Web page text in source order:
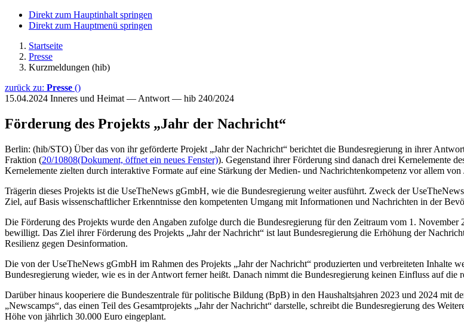
Direkt zum Hauptinhalt springen
Direkt zum Hauptmenü springen
Startseite
Presse
Kurzmeldungen (hib)
zurück zu: Presse ()
15.04.2024 Inneres und Heimat — Antwort — hib 240/2024
Förderung des Projekts „Jahr der Nachricht“
Berlin: (hib/STO) Über das von ihr geförderte Projekt „Jahr der Nachricht“ berichtet die Bundesregierung in ihrer
Fraktion (20/10808(Dokument, öffnet ein neues Fenster)). Gegenstand ihrer Förderung sind danach drei Kernelemente
Kernelemente zielten durch interaktive Formate auf eine Stärkung der Medien- und Nachrichtenkompetenz vor allem
Trägerin dieses Projekts ist die UseTheNews gGmbH, wie die Bundesregierung weiter ausführt. Zweck der
Ziel, auf Basis wissenschaftlicher Erkenntnisse den kompetenten Umgang mit Informationen und Nachrichten in der
Die Förderung des Projekts wurde den Angaben zufolge durch die Bundesregierung für den Zeitraum vom 1.
bewilligt. Das Ziel ihrer Förderung des Projekts „Jahr der Nachricht“ ist laut Bundesregierung die Erhöhung der
Resilienz gegen Desinformation.
Die von der UseTheNews gGmbH im Rahmen des Projekts „Jahr der Nachricht“ produzierten und verbreiteten Inhalte
Bundesregierung wieder, wie es in der Antwort ferner heißt. Danach nimmt die Bundesregierung keinen Einfluss auf
Darüber hinaus kooperiere die Bundeszentrale für politische Bildung (BpB) in den Haushaltsjahren 2023 und 2024 mit
„Newscamps“, das einen Teil des Gesamtprojekts „Jahr der Nachricht“ darstelle, schreibt die Bundesregierung des
Höhe von jährlich 30.000 Euro eingeplant.